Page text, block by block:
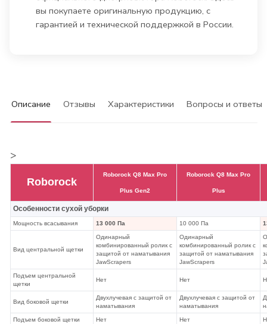
вы покупаете оригинальную продукцию, с
гарантией и технической поддержкой в России.
Описание Отзывы Характеристики Вопросы и ответы
>
Roborock
Roborock Q8 Max Pro
Plus Gen2
Roborock Q8 Max Pro
Plus
Особенности сухой уборки
Мощность всасывания 13 000 Па 10 000 Па
Вид центральной щетки
Одинарный
комбинированный ролик с
защитой от наматывания
JawScrapers
Одинарный
комбинированный ролик с
защитой от наматывания
JawScrapers
Подъем центральной
щетки
Нет Нет
Вид боковой щетки
Двухлучевая с защитой от
наматывания
Двухлучевая с защитой от
наматывания
Подъем боковой щетки Нет Нет